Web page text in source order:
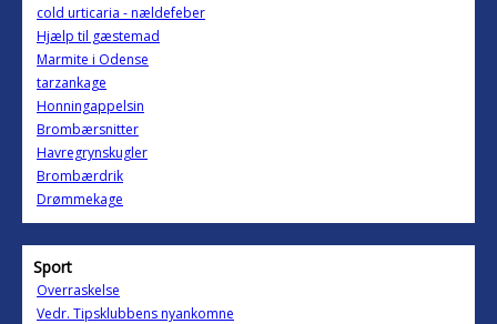
cold urticaria - nældefeber
Hjælp til gæstemad
Marmite i Odense
tarzankage
Honningappelsin
Brombærsnitter
Havregrynskugler
Brombærdrik
Drømmekage
Sport
Overraskelse
Vedr. Tipsklubbens nyankomne